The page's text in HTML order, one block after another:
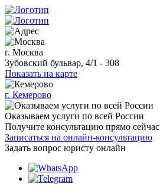
г. Москва
Зубовский бульвар, 4/1 - 308
Показать на карте
г. Кемерово
Оказываем услуги по всей России
Получите консультацию прямо сейчас
Записаться на онлайн-консультацию
Задать вопрос юристу онлайн